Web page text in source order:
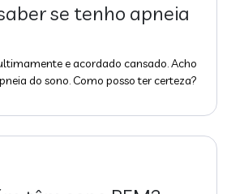
se tenho apneia
e acordado cansado. Acho
do sono. Como posso ter certeza?